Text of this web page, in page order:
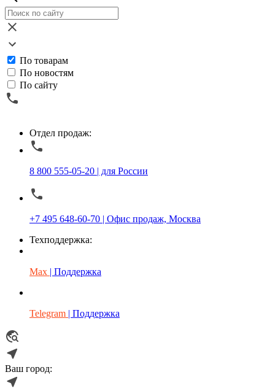
По товарам
По новостям
По сайту
Отдел продаж:
8 800 555-05-20 | для России
+7 495 648-60-70 | Офис продаж, Москва
Техподдержка:
Max | Поддержка
Telegram | Поддержка
Ваш город: